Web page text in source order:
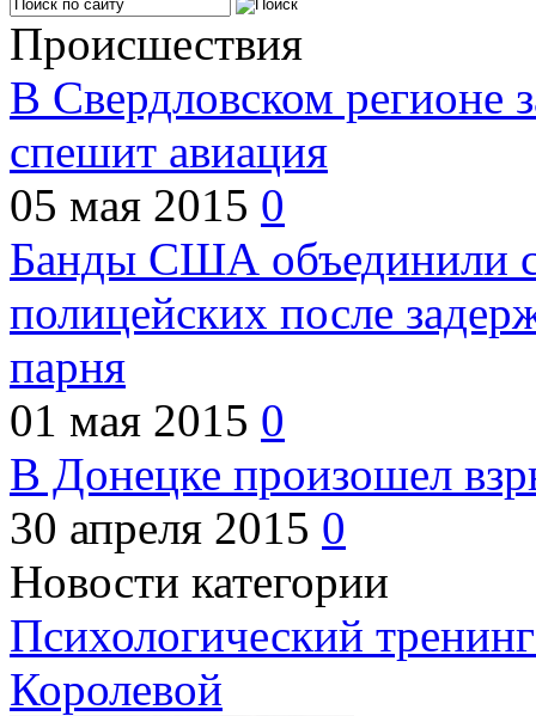
Происшествия
В Свердловском регионе
спешит авиация
05 мая 2015 0
Банды США объединили
полицейских после
парня
01 мая 2015 0
В Донецке произошел
30 апреля 2015 0
Новости категории
Психологический
Королевой